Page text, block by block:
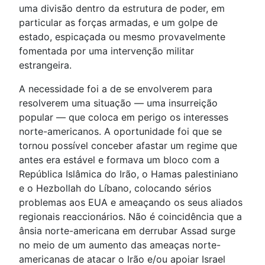
uma divisão dentro da estrutura de poder, em
particular as forças armadas, e um golpe de
estado, espicaçada ou mesmo provavelmente
fomentada por uma intervenção militar
estrangeira.
A necessidade foi a de se envolverem para
resolverem uma situação — uma insurreição
popular — que coloca em perigo os interesses
norte-americanos. A oportunidade foi que se
tornou possível conceber afastar um regime que
antes era estável e formava um bloco com a
República Islâmica do Irão, o Hamas palestiniano
e o Hezbollah do Líbano, colocando sérios
problemas aos EUA e ameaçando os seus aliados
regionais reaccionários. Não é coincidência que a
ânsia norte-americana em derrubar Assad surge
no meio de um aumento das ameaças norte-
americanas de atacar o Irão e/ou apoiar Israel